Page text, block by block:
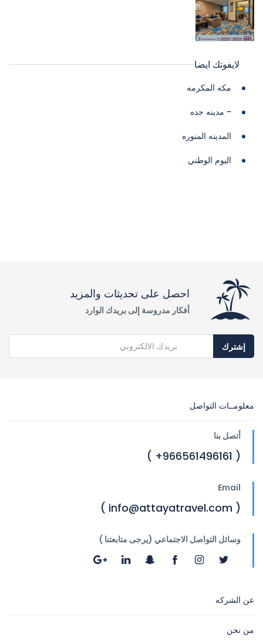
لايفوتك ايضا
مكه المكرمه
- مدينه جده
المدينه المنوره
اليوم الوطني
احصل على تحديثات والمزيد
أفكار مدروسة إلى بريدك الوارد
إشترك
معلومــات التواصل
أتصل بنا
( 966561496161+ )
Email
( info@attayatravel.com )
وسائل التواصل الاجتماعي (يرجى متابعتنا )
عن الشركه
من نحن